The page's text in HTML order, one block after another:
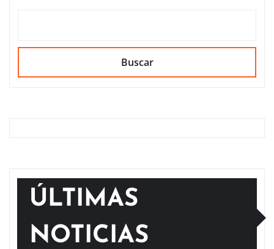
Buscar
ÚLTIMAS
NOTICIAS